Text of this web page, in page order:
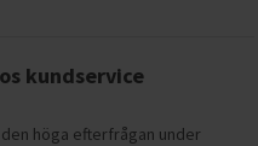
kundservice
höga efterfrågan under